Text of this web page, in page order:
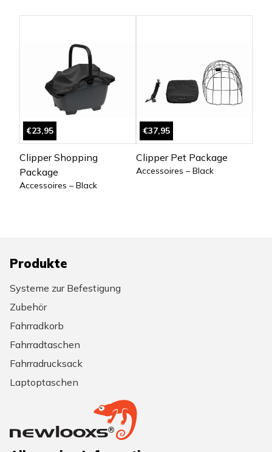
€23,95
Clipper Shopping
Package
Accessoires – Black
€37,95
Clipper Pet Package
Accessoires – Black
Produkte
Systeme zur Befestigung
Zubehör
Fahrradkorb
Fahrradtaschen
Fahrradrucksack
Laptoptaschen